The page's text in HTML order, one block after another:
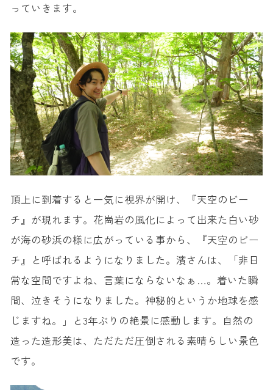
っていきます。
頂上に到着すると一気に視界が開け、『天空のビー
チ』が現れます。花崗岩の風化によって出来た白い砂
が海の砂浜の様に広がっている事から、『天空のビー
チ』と呼ばれるようになりました。濱さんは、「非日
常な空間ですよね、言葉にならないなぁ…。着いた瞬
間、泣きそうになりました。神秘的というか地球を感
じますね。」と3年ぶりの絶景に感動します。自然の
造った造形美は、ただただ圧倒される素晴らしい景色
です。